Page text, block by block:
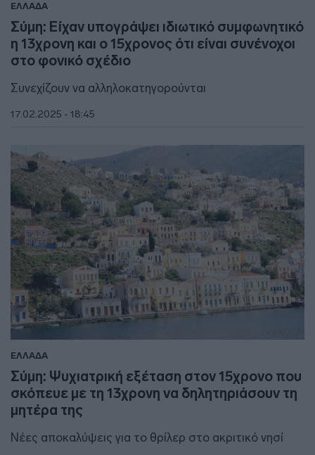
ΕΛΛΑΔΑ
Σύμη: Είχαν υπογράψει ιδιωτικό συμφωνητικό
η 13χρονη και ο 15χρονος ότι είναι συνένοχοι
στο φονικό σχέδιο
Συνεχίζουν να αλληλοκατηγορούνται
17.02.2025 - 18:45
ΕΛΛΑΔΑ
Σύμη: Ψυχιατρική εξέταση στον 15χρονο που
σκόπευε με τη 13χρονη να δηλητηριάσουν τη
μητέρα της
Νέες αποκαλύψεις για το θρίλερ στο ακριτικό νησί